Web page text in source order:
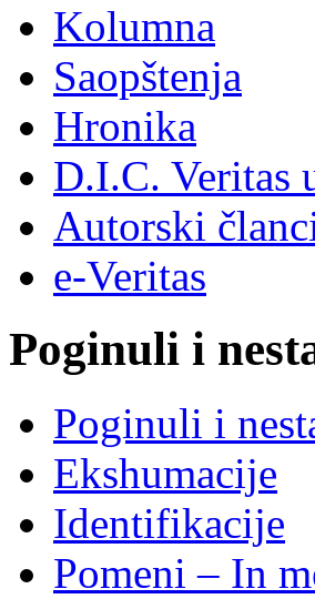
Kolumna
Saopštenja
Hronika
D.I.C. Veritas
Autorski
e-Veritas
Poginuli i
Poginuli i
Ekshumacije
Identifikacije
Pomeni – In